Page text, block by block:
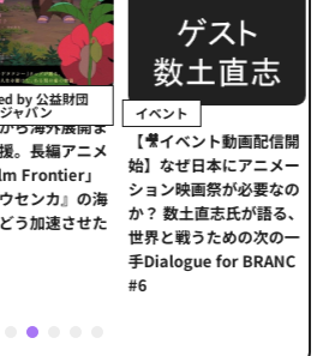
イベント
【🎥イベント動画配信開
始】なぜ日本にアニメー
ション映画祭が必要なの
か？ 数土直志氏が語る、
世界と戦うための次の一
手Dialogue for BRANC
界的データ企業
本アニメの「真
とは？ストリー
代の羅針盤「デ
重要性
2